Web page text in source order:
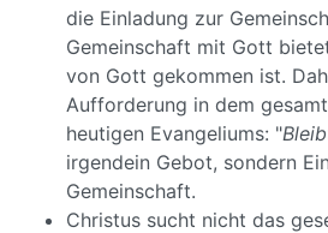
die Einladung zur
Gemeinschaft mit Gott
von Gott gekommen ist.
Aufforderung in dem
heutigen Evangeliums: "
irgendein Gebot, sondern
Gemeinschaft.
Christus sucht nicht das